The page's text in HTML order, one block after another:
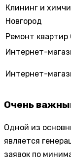
Клининг и
Новгород
Ремонт квартир
Интернет-
Интернет-
Очень
Одной из
является
заявок по